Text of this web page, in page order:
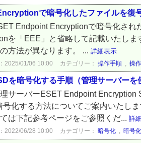
で暗号化したファイルを復
Endpoint Encryptionで暗号化さ
を「EEE」と省略して記載いたし
方法が異なります。 ... 詳細表示
2025/01/06 10:00 カテゴリー： 操作手順 , 操
を暗号化する手順（管理サーバーを
サーバーESET Endpoint
号化する方法についてご案内いたし
は下記参考ページをご参照くだ... 詳
2022/06/28 10:00 カテゴリー： 暗号化 , 暗号化